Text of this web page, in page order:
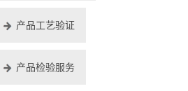
产品工艺验证
产品检验服务